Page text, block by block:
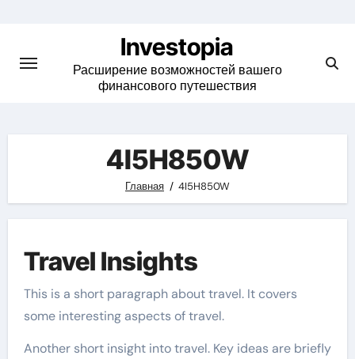
content
Investopia
Расширение возможностей вашего
финансового путешествия
4I5H850W
Главная 4I5H850W
Travel Insights
This is a short paragraph about travel. It covers
some interesting aspects of travel.
Another short insight into travel. Key ideas are briefly